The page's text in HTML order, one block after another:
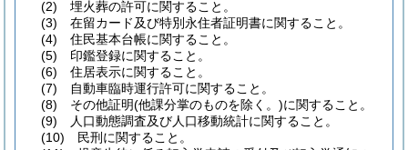
(2)
埋火葬の許可に関すること。
(3)
在留カード及び特別永住者証明書に関すること。
(4)
住民基本台帳に関すること。
(5)
印鑑登録に関すること。
(6)
住居表示に関すること。
(7)
自動車臨時運行許可に関すること。
(8)
その他証明(他課分掌のものを除く。)に関すること。
(9)
人口動態調査及び人口移動統計に関すること。
(10)
民刑に関すること。